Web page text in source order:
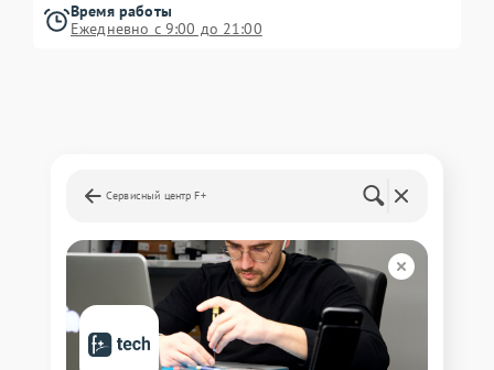
Время работы
Ежедневно с 9:00 до 21:00
Сервисный центр F+